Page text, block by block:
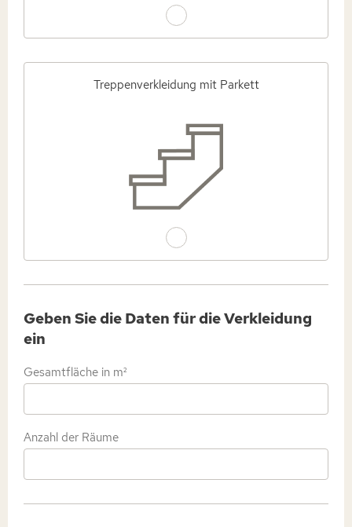
Treppenverkleidung mit Parkett
Geben Sie die Daten für die Verkleidung
ein
Gesamtfläche in m²
Anzahl der Räume